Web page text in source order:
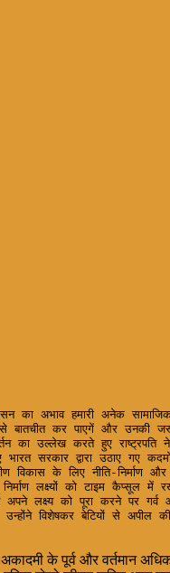
बातचीत कर पाएगें और
का उल्लेख करते हुए
भारत सरकार द्वारा उठाए
के लिए नीति-निर्माण
निर्माण लक्ष्यों को टाइम
लक्ष्य को पूरा करने पर गर्व
उन्होंने विशेषकर बेटियों से
अकादमी के पूर्व और वर्तमान